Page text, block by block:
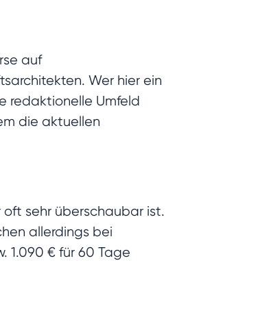
auf
Wer hier ein
redaktionelle Umfeld
die aktuellen
sehr überschaubar ist.
allerdings bei
1.090 € für 60 Tage